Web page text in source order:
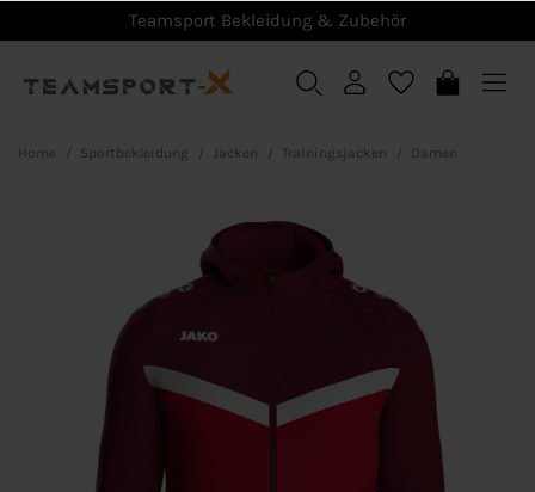
Teamsport Bekleidung & Zubehör
Home Sportbekleidung Jacken Trainingsjacken Damen